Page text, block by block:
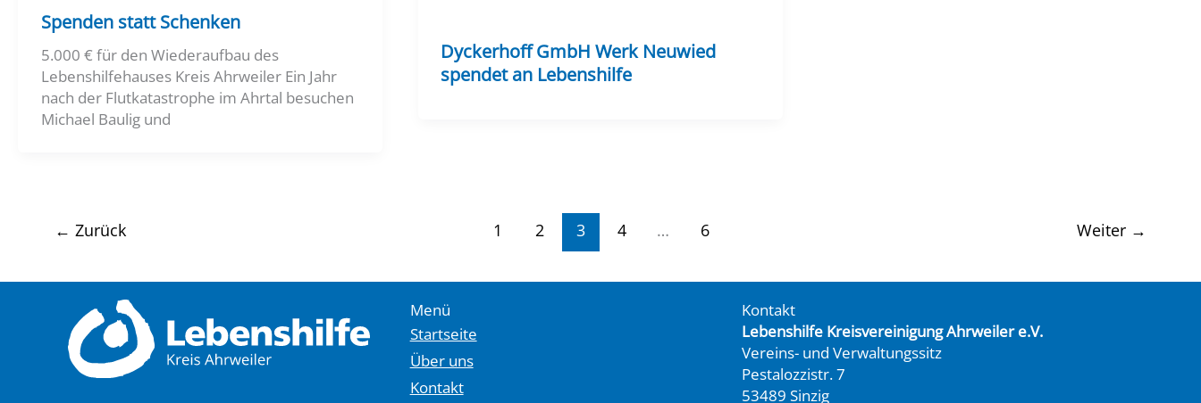
Spenden statt Schenken
5.000 € für den Wiederaufbau des
Lebenshilfehauses Kreis Ahrweiler Ein Jahr
nach der Flutkatastrophe im Ahrtal besuchen
Michael Baulig und
Dyckerhoff GmbH Werk Neuwied
spendet an Lebenshilfe
← Zurück 1 2 3 4 … 6 Weiter →
Menü
Startseite
Über uns
Kontakt
Kontakt
Lebenshilfe Kreisvereinigung Ahrweiler e.V.
Vereins- und Verwaltungssitz
Pestalozzistr. 7
53489 Sinzig